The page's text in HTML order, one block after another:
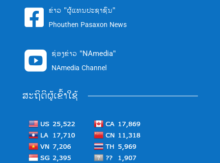
 ຂ່າວ "ຜູ້ແທນປະຊາຊົນ"
Phouthen Pasaxon News
 ຊ່ອງຂ່າວ "NAmedia"
NAmedia Channel
ສະຖິຕິຜູ້ເຂົ້າໃຊ້